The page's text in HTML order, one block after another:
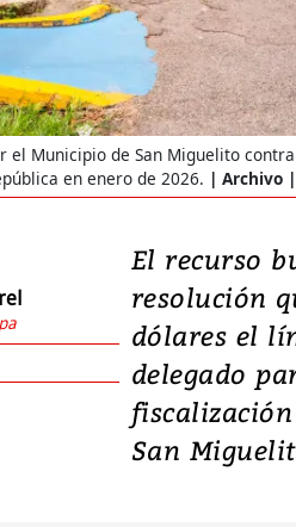
el Municipio de San Miguelito
en enero de 2026.
Archivo
El recurso
resolución
dólares el
delegado
San
Un
7,1
julio
al